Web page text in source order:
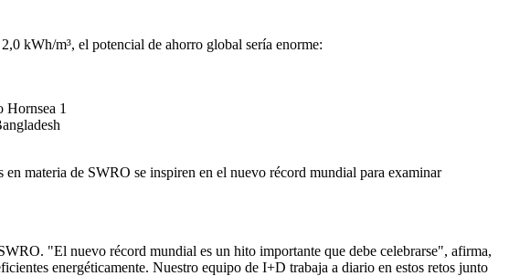
kWh/m³, el potencial de ahorro global sería enorme:
Hornsea 1
materia de SWRO se inspiren en el nuevo récord mundial para examinar
"El nuevo récord mundial es un hito importante que debe celebrarse", afirma,
energéticamente. Nuestro equipo de I+D trabaja a diario en estos retos junto